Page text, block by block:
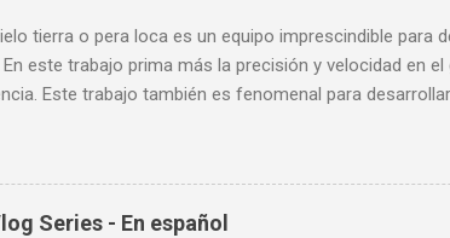
tierra o pera loca es un equipo imprescindible para
este trabajo prima más la precisión y velocidad en
Este trabajo también es fenomenal para
velocidad de tus desplazamientos o tu juego de pies.
puedes aprender a golpear la pera cielo tierra o
tipos de entrenamiento con la pera loca:
Series - En español